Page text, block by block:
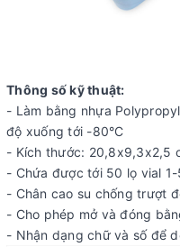
Thông số kỹ thuật:
- Làm bằng nhựa
độ xuống tới -80°C
- Kích thước: 20,8x9,3x2,5
- Chứa được tới 50 lọ vial 1-
- Chân cao su chống trượt
- Cho phép mở và đóng
- Nhận dạng chữ và số để